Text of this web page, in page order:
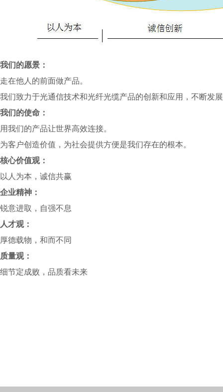
我们的愿景：
走在他人的前面做产品。
我们致力于光通信技术和光纤光缆产品的创新和应用，不断发
我们的使命：
用我们的产品让世界高效连接。
为客户创造价值，为社会提供方便是我们存在的根本。
核心价值观：
以人为本，诚信共赢
企业精神：
锐意进取，自强不息
人才观：
厚德载物，和而不同
质量观：
细节定成败，品质看未来